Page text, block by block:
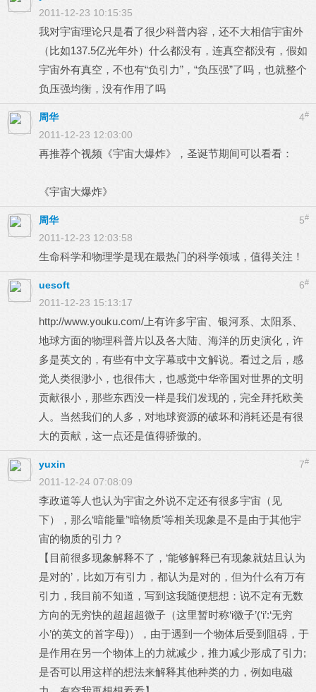
2011-12-23 10:15:35
我对宇宙理论只是看了很少科普内容，还不大相信宇宙外
（比如137.5亿光年外）什么都没有，连真空都没有，假如
宇宙外有真空，不也有“负引力”，“负压强”了吗，也就整个
负压强均衡，没有作用了吗
4#
周华
2011-12-23 12:03:00
再推荐个视频《宇宙大爆炸》，圣诞节期间可以看看：
《宇宙大爆炸》
5#
周华
2011-12-23 12:03:58
生命科学和物理学是现在最热门的科学领域，值得关注！
6#
uesoft
2011-12-23 15:13:17
http://www.youku.com/上有许多宇宙、银河系、太阳系、
地球方面的物理科普片以及各大陆、海洋的历史演化，许
多是英文的，有些有中文字幕或中文解说。看过之后，感
觉人类很渺小，也很伟大，也感觉中华帝国对世界的文明
贡献很小，那些东西没一样是我们发现的，完全拜托欧美
人。当然我们的人多，对地球资源的破坏和消耗还是有很
大的贡献，这一点还是值得骄傲的。
7#
yuxin
2011-12-24 07:08:09
李政道等人也认为宇宙之外说不定还有很多宇宙（见
下），那么‘暗能量’‘暗物质’等相关现象是不是由于其他宇
宙的物质的引力？
【目前很多现象解释不了，‘能够解释已有现象就姑且认为
是对的’，比如万有引力，都认为是对的，但为什么有万有
引力，我目前不知道，写到这我随便想想：说不定有无数
方向的无穷快的超超超微子（这里暂时称‘i微子’(‘i’:‘无穷
小’的英文的首字母)），由于遇到一个物体后受到阻碍，于
是作用在另一个物体上的力就减少，推力减少形成了引力;
是否可以用这样的想法来解释其他种类的力，例如电磁